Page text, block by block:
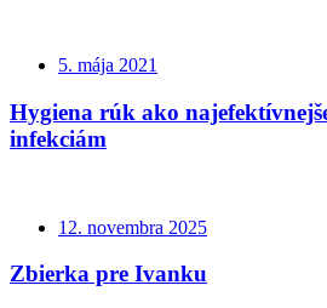
5. mája 2021
Hygiena rúk ako
infekciám
12. novembra 2025
Zbierka pre Ivanku